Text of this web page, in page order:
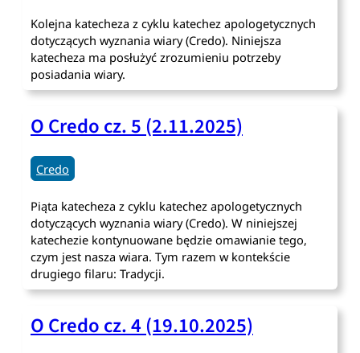
Kolejna katecheza z cyklu katechez apologetycznych
dotyczących wyznania wiary (Credo). Niniejsza
katecheza ma posłużyć zrozumieniu potrzeby
posiadania wiary.
O Credo cz. 5 (2.11.2025)
Credo
Piąta katecheza z cyklu katechez apologetycznych
dotyczących wyznania wiary (Credo). W niniejszej
katechezie kontynuowane będzie omawianie tego,
czym jest nasza wiara. Tym razem w kontekście
drugiego filaru: Tradycji.
O Credo cz. 4 (19.10.2025)